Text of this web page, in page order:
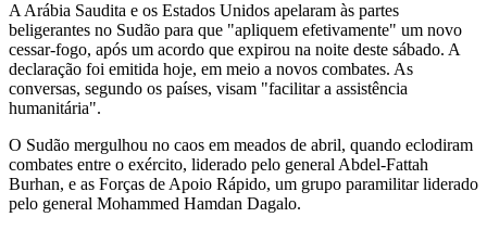
A Arábia Saudita e os Estados Unidos apelaram às partes
beligerantes no Sudão para que "apliquem efetivamente" um novo
cessar-fogo, após um acordo que expirou na noite deste sábado. A
declaração foi emitida hoje, em meio a novos combates. As
conversas, segundo os países, visam "facilitar a assistência
humanitária".
O Sudão mergulhou no caos em meados de abril, quando eclodiram
combates entre o exército, liderado pelo general Abdel-Fattah
Burhan, e as Forças de Apoio Rápido, um grupo paramilitar liderado
pelo general Mohammed Hamdan Dagalo.